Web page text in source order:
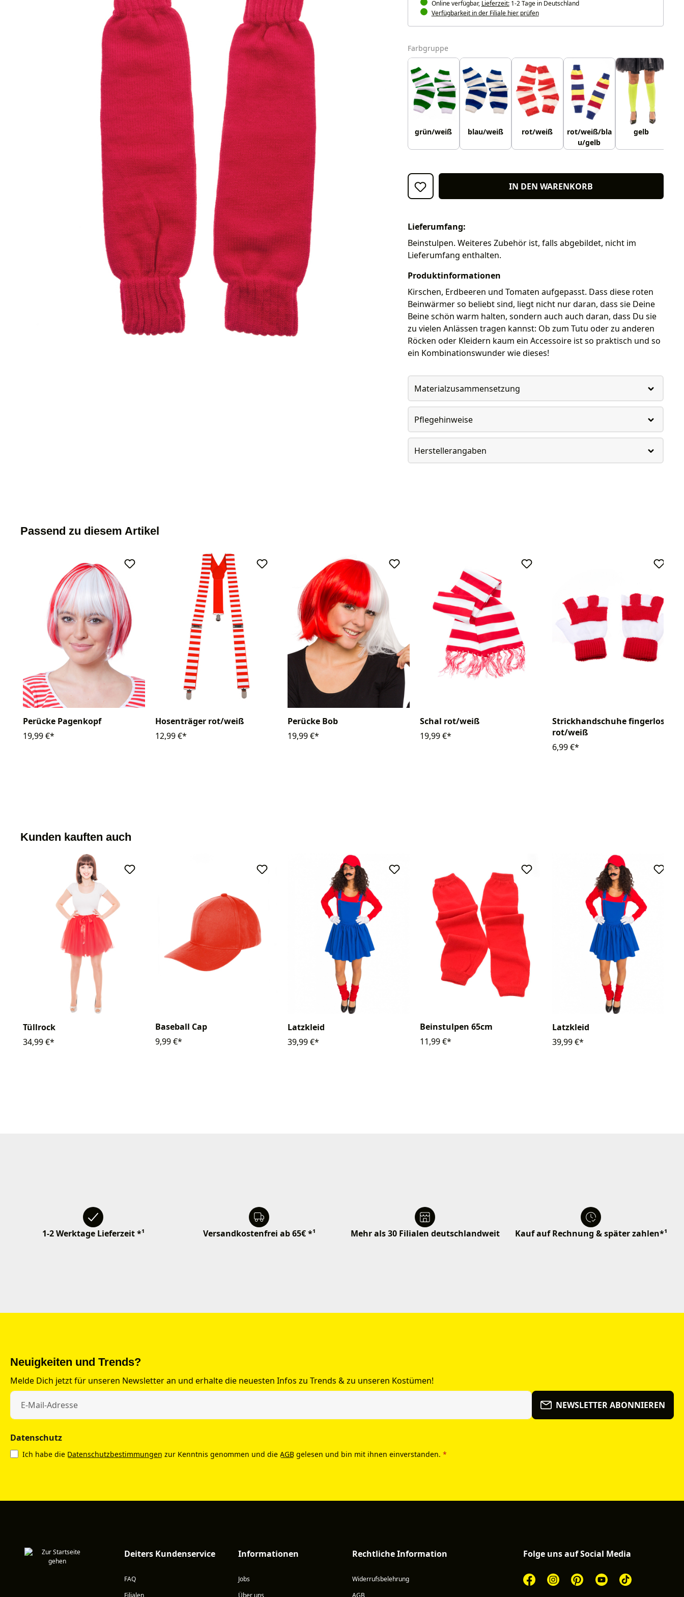
Online verfügbar, Lieferzeit:1-2 Tage in Deutschland
Verfügbarkeit in der Filiale hier prüfen
Farbgruppeauswählen
grün/weiß blau/weiß rot/weiß
rot/weiß/bla
u/gelb
gelb
IN DEN WARENKORB
Lieferumfang:
Beinstulpen. Weiteres Zubehör ist, falls abgebildet, nicht im
Lieferumfang enthalten.
Produktinformationen
Kirschen, Erdbeeren und Tomaten aufgepasst. Dass diese roten
Beinwärmer so beliebt sind, liegt nicht nur daran, dass sie Deine
Beine schön warm halten, sondern auch auch daran, dass Du sie
zu vielen Anlässen tragen kannst: Ob zum Tutu oder zu anderen
Röcken oder Kleidern kaum ein Accessoire ist so praktisch und so
ein Kombinationswunder wie dieses!
Materialzusammensetzung
Pflegehinweise
Herstellerangaben
Passend zu diesem Artikel
Perücke Pagenkopf
19,99 €*
Hosenträger rot/weiß
12,99 €*
Perücke Bob
19,99 €*
Schal rot/weiß
19,99 €*
Strickhandschuhe fingerlos
rot/weiß
6,99 €*
Kunden kauften auch
Tüllrock
34,99 €*
Baseball Cap
9,99 €*
Latzkleid
39,99 €*
Beinstulpen 65cm
11,99 €*
Latzkleid
39,99 €*
1-2 Werktage Lieferzeit *¹ Versandkostenfrei ab 65€ *¹ Mehr als 30 Filialen deutschlandweit Kauf auf Rechnung & später zahlen*¹
Neuigkeiten und Trends?
Melde Dich jetzt für unseren Newsletter an und erhalte die neuesten Infos zu Trends & zu unseren Kostümen!
NEWSLETTER ABONNIEREN
Datenschutz
Ich habe die Datenschutzbestimmungen zur Kenntnis genommen und die AGB gelesen und bin mit ihnen einverstanden. *
Deiters Kundenservice
FAQ
Informationen
Jobs
Rechtliche Information
Widerrufsbelehrung
Folge uns auf Social Media